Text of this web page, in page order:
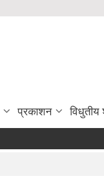
प्रकाशन